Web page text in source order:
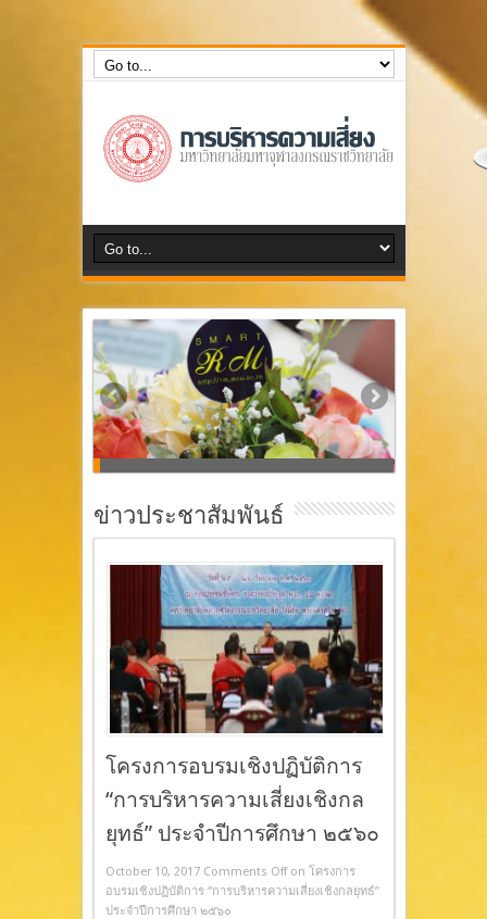
ข่าวประชาสัมพันธ์
โครงการอบรมเชิงปฏิบัติการ
“การบริหารความเสี่ยงเชิงกล
ยุทธ์” ประจำปีการศึกษา ๒๕๖๐
October 10, 2017 Comments Offon โครงการ
อบรมเชิงปฏิบัติการ “การบริหารความเสี่ยงเชิงกลยุทธ์”
ประจำปีการศึกษา ๒๕๖๐